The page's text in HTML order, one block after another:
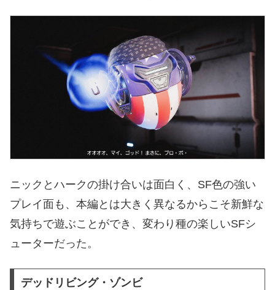
ニックとハークの掛け合いは面白く、SF色の強い
プレイ面も、本編とは大きく異なるからこそ新鮮な
気持ちで遊ぶことができ、変わり種の楽しいSFシ
ューターだった。
デッドリビング・ゾンビ